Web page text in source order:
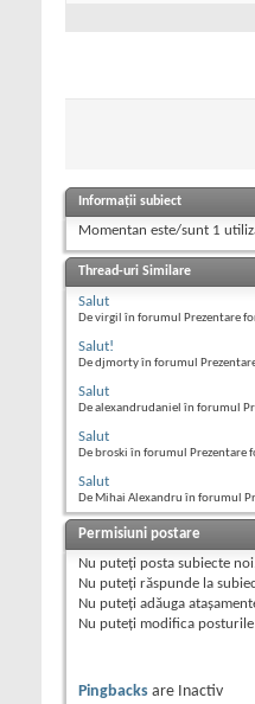
Informații subiect
Momentan este/sunt 1
Thread-uri Similare
Salut
De virgil în forumul Prezentare
Salut!
De djmorty în forumul
Salut
De alexandrudaniel în forumul
Salut
De broski în forumul Prezentare
Salut
De Mihai Alexandru în forumul
Permisiuni postare
Nu puteţi posta subiecte
Nu puteţi răspunde la
Nu puteţi adăuga
Nu puteţi modifica
Pingbacks are
Inactiv